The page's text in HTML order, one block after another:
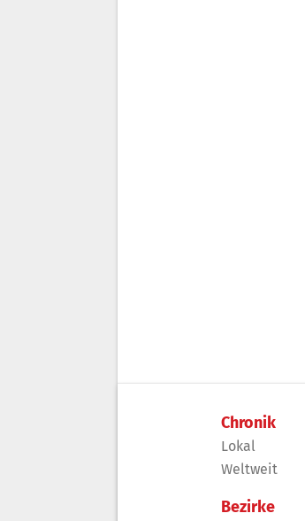
Chronik
Lokal
Weltweit
Bezirke